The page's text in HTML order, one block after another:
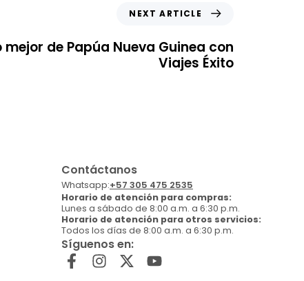
NEXT ARTICLE
mejor de Papúa Nueva Guinea con
Viajes Éxito
Contáctanos
Whatsapp:+57 305 475 2535
Horario de atención para compras:
Lunes a sábado de 8:00 a.m. a 6:30 p.m.
Horario de atención para otros servicios:
Todos los días de 8:00 a.m. a 6:30 p.m.
Síguenos en: